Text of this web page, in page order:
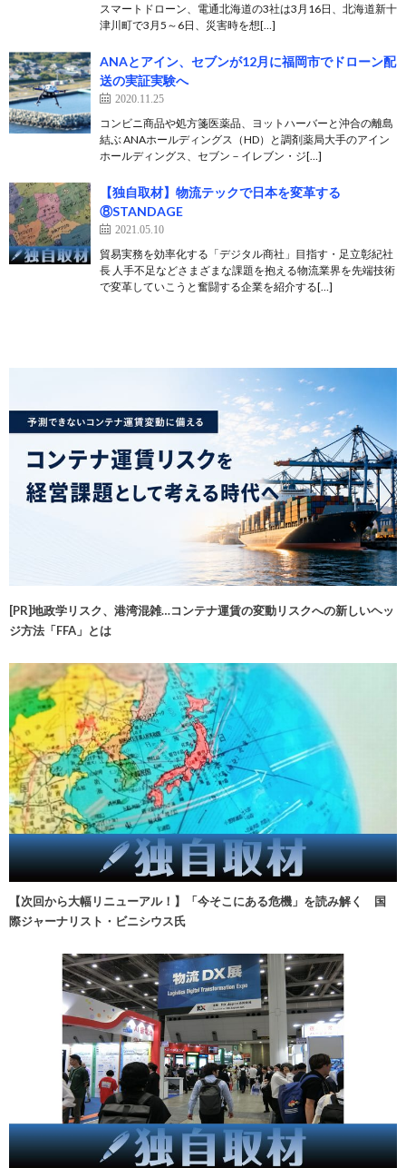
スマートドローン、電通北海道の3社は3月16日、北海道新十
津川町で3月5～6日、災害時を想[…]
ANAとアイン、セブンが12月に福岡市でドローン配
送の実証実験へ
2020.11.25
コンビニ商品や処方箋医薬品、ヨットハーバーと沖合の離島
結ぶ ANAホールディングス（HD）と調剤薬局大手のアイン
ホールディングス、セブン－イレブン・ジ[…]
【独自取材】物流テックで日本を変革する
⑧STANDAGE
2021.05.10
貿易実務を効率化する「デジタル商社」目指す・足立彰紀社
長 人手不足などさまざまな課題を抱える物流業界を先端技術
で変革していこうと奮闘する企業を紹介する[…]
[PR]地政学リスク、港湾混雑…コンテナ運賃の変動リスクへの新しいヘッ
ジ方法「FFA」とは
【次回から大幅リニューアル！】「今そこにある危機」を読み解く 国
際ジャーナリスト・ビニシウス氏